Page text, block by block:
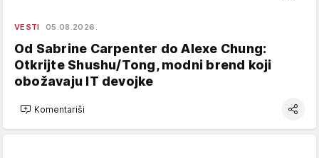
VESTI 05.08.2026.
Od Sabrine Carpenter do Alexe Chung:
Otkrijte Shushu/Tong, modni brend koji
obožavaju IT devojke
Komentariši